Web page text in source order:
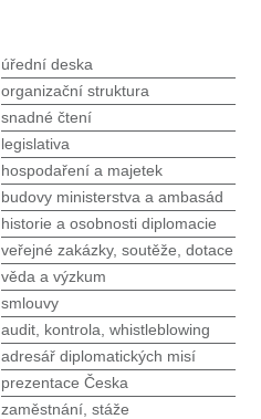
úřední deska
organizační struktura
snadné čtení
legislativa
hospodaření a majetek
budovy ministerstva a ambasád
historie a osobnosti diplomacie
veřejné zakázky, soutěže, dotace
věda a výzkum
smlouvy
audit, kontrola, whistleblowing
adresář diplomatických misí
prezentace Česka
zaměstnání, stáže